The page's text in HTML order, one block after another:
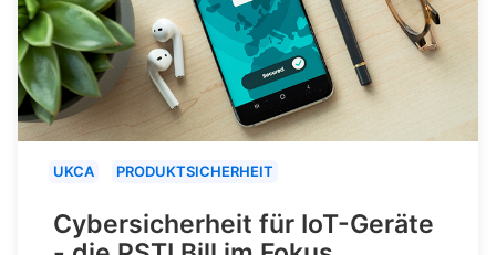
UKCA PRODUKTSICHERHEIT
Cybersicherheit für IoT-Geräte